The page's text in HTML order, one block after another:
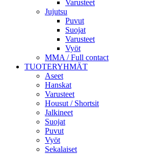
Varusteet
Jujutsu
Puvut
Suojat
Varusteet
Vyöt
MMA / Full contact
TUOTERYHMÄT
Aseet
Hanskat
Varusteet
Housut / Shortsit
Jalkineet
Suojat
Puvut
Vyöt
Sekalaiset